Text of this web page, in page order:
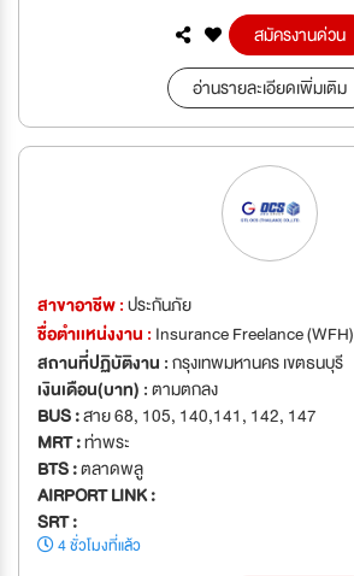
สมัครงานด่วน
อ่านรายละเอียดเพิ่มเติม
สาขาอาชีพ :ประกันภัย
ชื่อตำเเหน่งงาน : Insurance Freelance (WFH)
สถานที่ปฏิบัติงาน :กรุงเทพมหานคร เขตธนบุรี
เงินเดือน(บาท) :ตามตกลง
BUS :สาย 68, 105, 140,141, 142, 147
MRT :ท่าพระ
BTS :ตลาดพลู
AIRPORT LINK :
SRT :
4 ชั่วโมงที่แล้ว